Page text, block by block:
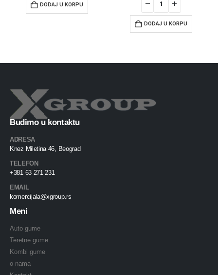
DODAJ U KORPU
DODAJ U KORPU
Budimo u kontaktu
ADRESA
Knez Miletina 46, Beograd
TELEFON
+381 63 271 231
EMAIL
komercijala@xgroup.rs
Meni
Auto gume
Teretne gume
Kombi gume
o nama